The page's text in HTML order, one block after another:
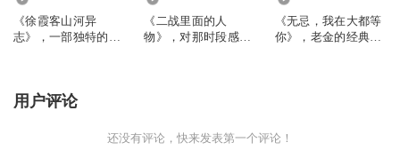
《徐霞客山河异
志》，一部独特的旅
《二战里面的人
物》，对那时段感兴
《无忌，我在大都等
你》，老金的经典武
用户评论
还没有评论，快来发表第一个评论！